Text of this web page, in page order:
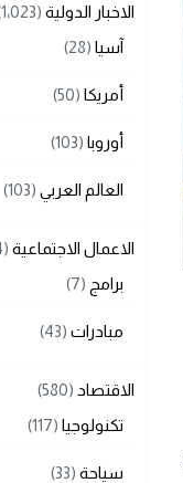
الاخبار الدولية (1٬023)
آسيا (28)
أمريكا (50)
أوروبا (103)
العالم العربي (103)
الاعمال الاجتماعية (64)
برامج (7)
مبادرات (43)
الاقتصاد (580)
تكنولوجيا (117)
سياحة (33)